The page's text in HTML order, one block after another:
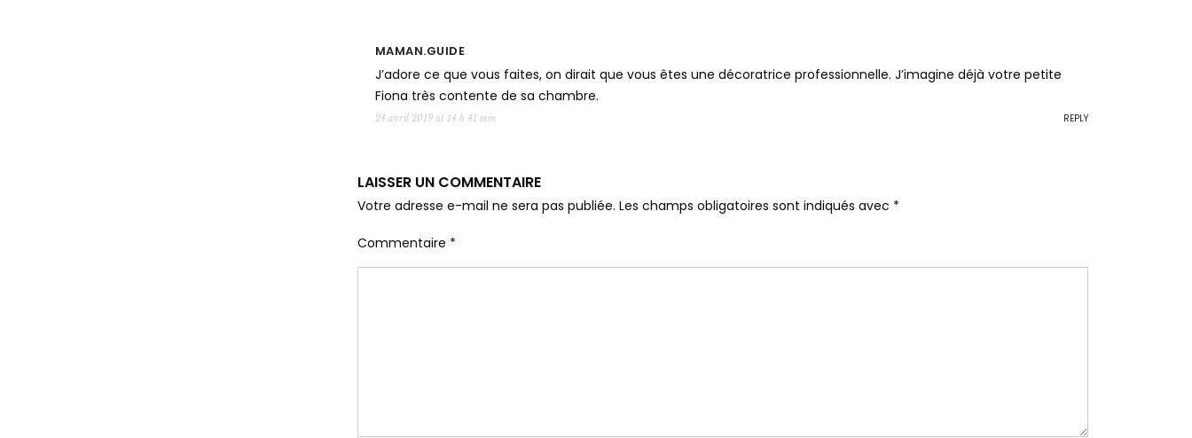
MAMAN.GUIDE
J’adore ce que vous faites, on dirait que vous êtes une décoratrice professionnelle. J’imagine déjà votre petite
Fiona très contente de sa chambre.
24 avril 2019 at 14 h 41 min REPLY
LAISSER UN COMMENTAIRE
Votre adresse e-mail ne sera pas publiée. Les champs obligatoires sont indiqués avec *
Commentaire *